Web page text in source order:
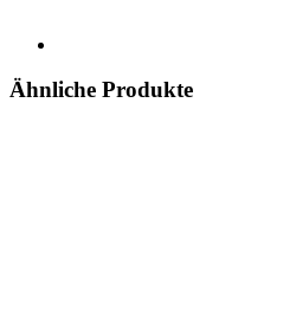
Ähnliche Produkte